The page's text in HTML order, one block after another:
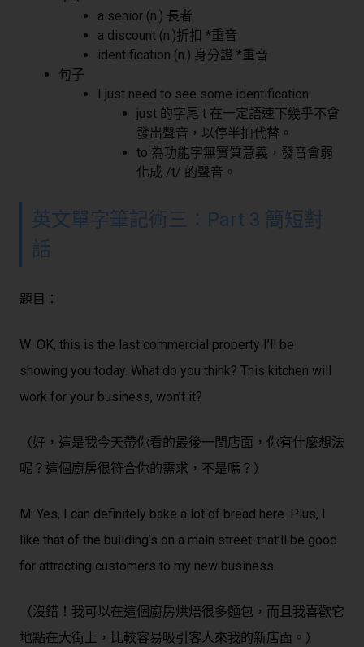
a senior (n.) 長者
a discount (n.)折扣 *重音
identification (n.) 身分證 *重音
句子
I just need to see some identification.
just 的字尾 t 在一定語速下幾乎不會
發出聲音，以停半拍代替。
to 為功能字無實質意義，發音會弱
化成 /t/ 的聲音。
英文單字筆記術三： Part 3 簡短對
話
題目：
W: OK, this is the last commercial property I’ll be
showing you today. What do you think? This kitchen will
work for your business, won’t it?
（好，這是我今天帶你看的最後一間店面，你有什麼想法
呢？這個廚房很符合你的需求，不是嗎？）
M: Yes, I can definitely bake a lot of bread here. Plus, I
like that of the building’s on a main street-that’ll be good
for attracting customers to my new business.
（沒錯！我可以在這個廚房烘焙很多麵包，而且我喜歡它
地點在大街上，比較容易吸引客人來我的新店面。）